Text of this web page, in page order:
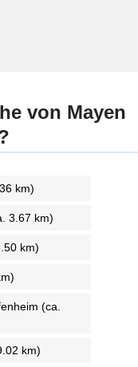
von Mayen
km)
3.67 km)
km)
(ca.
km)